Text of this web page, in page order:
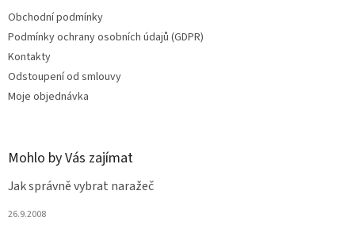
Obchodní podmínky
Podmínky ochrany osobních údajů (GDPR)
Kontakty
Odstoupení od smlouvy
Moje objednávka
Mohlo by Vás zajímat
Jak správně vybrat naražeč
26.9.2008